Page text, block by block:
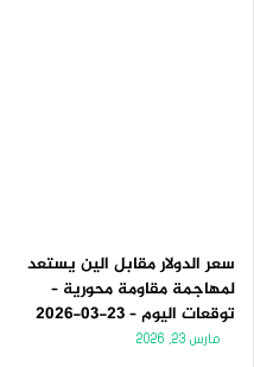
سعر الدولار مقابل الين يستعد
لمهاجمة مقاومة محورية –
توقعات اليوم – 23-03-2026
مارس 23, 2026